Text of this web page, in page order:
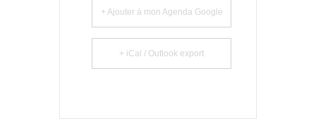
+ Ajouter à mon Agenda Google
+ iCal / Outlook export